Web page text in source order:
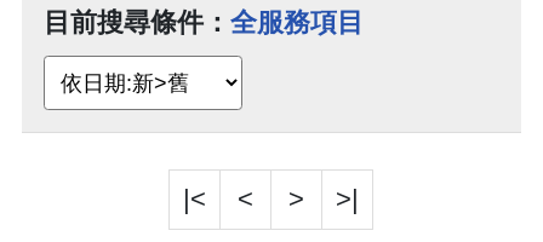
目前搜尋條件： 全服務項目
|< < > >|